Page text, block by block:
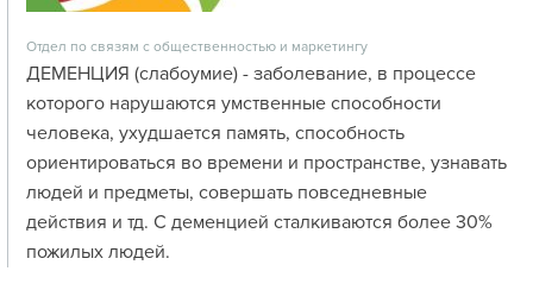
Отдел по связям с общественностью и маркетингу
ДЕМЕНЦИЯ (слабоумие) - заболевание, в процессе
которого нарушаются умственные способности
человека, ухудшается память, способность
ориентироваться во времени и пространстве, узнавать
людей и предметы, совершать повседневные
действия и тд. С деменцией сталкиваются более 30%
пожилых людей.